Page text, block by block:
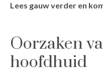
Lees gauw verder en
Oorzaken
hoofdhuid